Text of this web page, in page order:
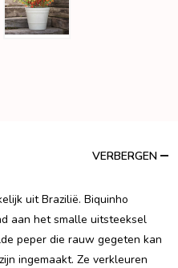
VERBERGEN
uit Brazilië. Biquinho
aan het smalle uitsteeksel
peper die rauw gegeten kan
ingemaakt. Ze verkleuren